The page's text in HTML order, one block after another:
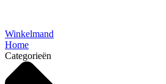
Winkelmand
Home
Categorieën